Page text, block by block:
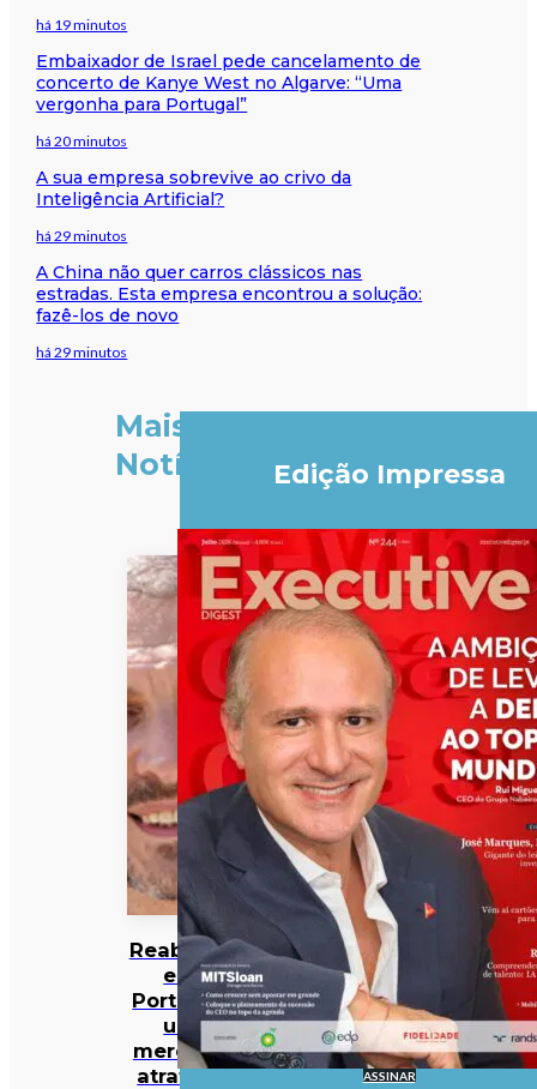
há 19 minutos
Embaixador de Israel pede cancelamento de
concerto de Kanye West no Algarve: “Uma
vergonha para Portugal”
há 20 minutos
A sua empresa sobrevive ao crivo da
Inteligência Artificial?
há 29 minutos
A China não quer carros clássicos nas
estradas. Esta empresa encontrou a solução:
fazê-los de novo
há 29 minutos
Mais
Notícias
Reabilitar
em
Portugal:
um
mercado
atrativo,
Edição Impressa
ASSINAR